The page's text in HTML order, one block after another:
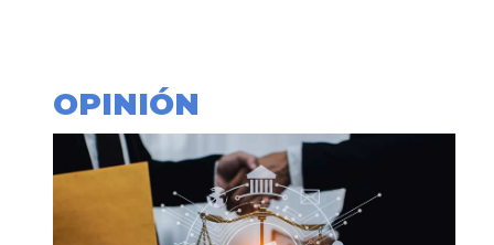
OPINIÓN